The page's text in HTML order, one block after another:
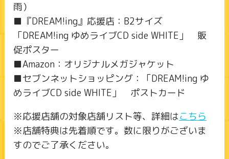
雨）
■『DREAM!ing』応援店：B2サイズ
「DREAM!ing ゆめライブCD side WHITE」 販
促ポスター
■Amazon：オリジナルメガジャケット
■セブンネットショッピング：「DREAM!ing ゆ
めライブCD side WHITE」 ポストカード
※応援店舗の対象店舗リスト等、詳細はこちら
※店舗特典は先着順です。数に限りがございま
すのでご了承ください。